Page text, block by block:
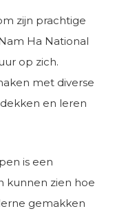
zijn prachtige
Ha National
op zich.
met diverse
en leren
is een
kunnen zien hoe
gemakken